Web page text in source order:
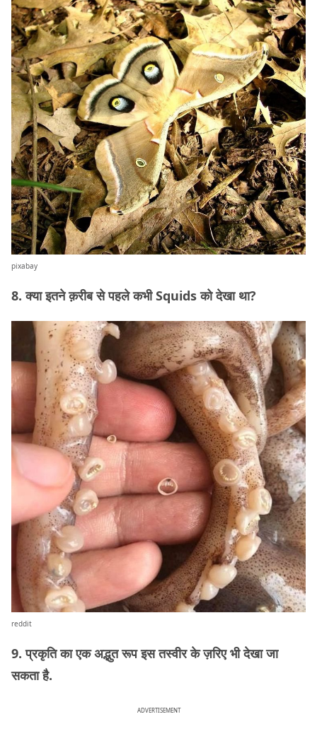
pixabay
8. क्या इतने क़रीब से पहले कभी Squids को देखा था?
reddit
9. प्रकृति का एक अद्भुत रूप इस तस्वीर के ज़रिए भी देखा जा
सकता है.
ADVERTISEMENT